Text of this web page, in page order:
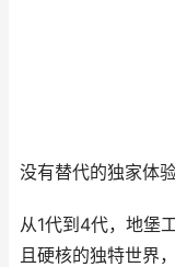
没有替代的独家体
从1代到4代，地堡
且硬核的独特世界